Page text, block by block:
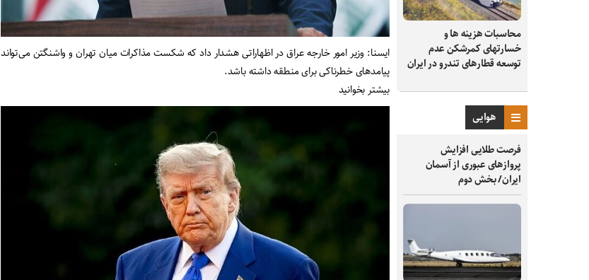
محاسبات هزینه ها و
خسارتهای کمرشکن عدم
توسعه قطارهای تندرو در ایران
هوایی
فرصت طلایی افزایش
پروازهای عبوری از آسمان
ایران/ بخش دوم
ایسنا: وزیر امور خارجه عراق در اظهاراتی هشدار داد که شکست مذاکرات میان تهران و واشنگتن می‌تواند
پیامدهای خطرناکی برای منطقه داشته باشد.
بیشتر بخوانید